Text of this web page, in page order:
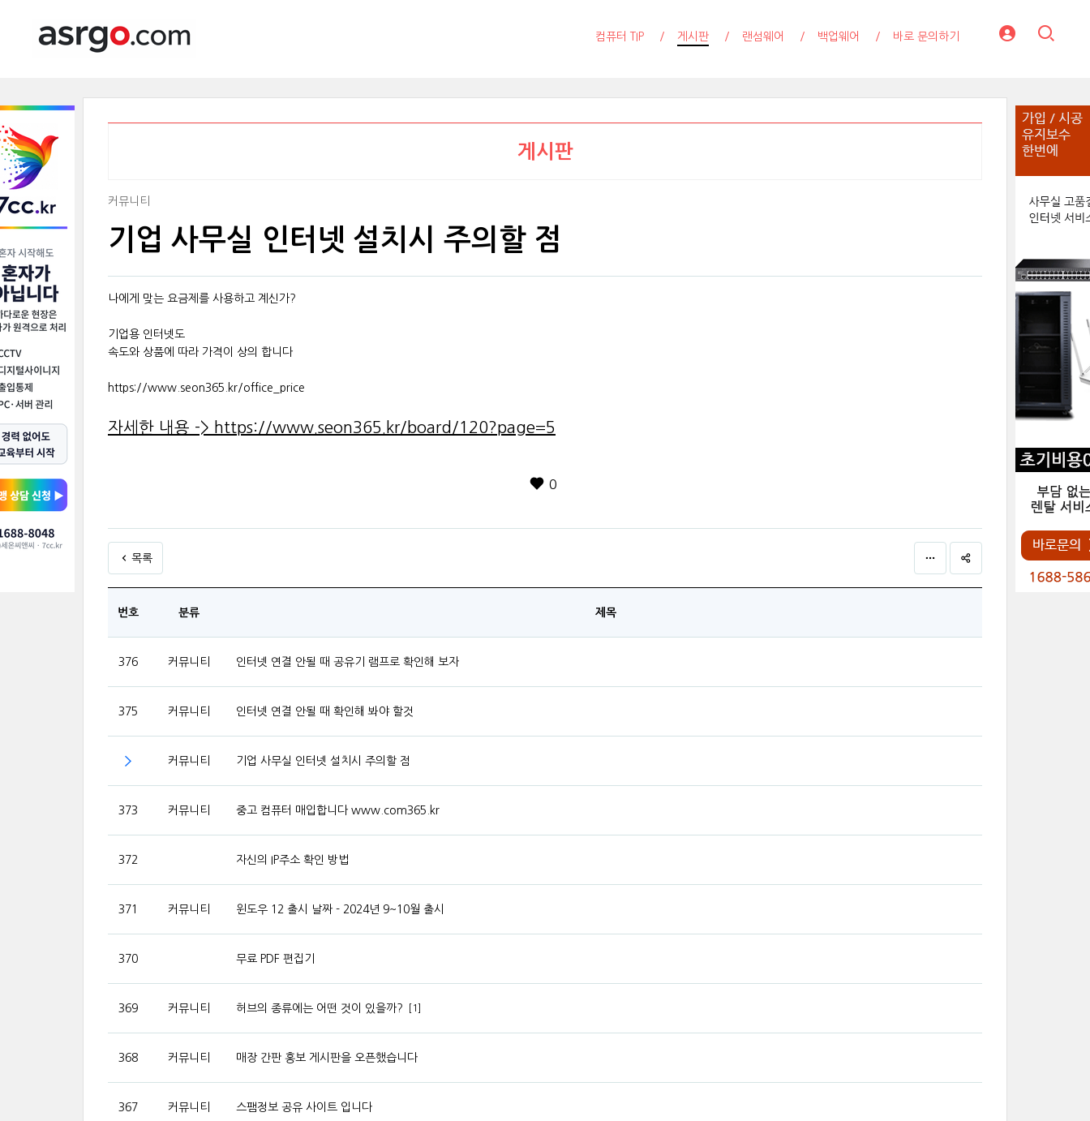
컴퓨터 TIP 게시판 랜섬웨어 백업웨어 바로 문의하기
게시판
커뮤니티
기업 사무실 인터넷 설치시 주의할 점
나에게 맞는 요금제를 사용하고 계신가?
기업용 인터넷도
속도와 상품에 따라 가격이 상의 합니다
https://www.seon365.kr/office_price
자세한 내용 -> https://www.seon365.kr/board/120?page=5
0
목록
번호 분류 제목
376 커뮤니티 인터넷 연결 안될 때 공유기 램프로 확인해 보자
375 커뮤니티 인터넷 연결 안될 때 확인해 봐야 할것
커뮤니티 기업 사무실 인터넷 설치시 주의할 점
373 커뮤니티 중고 컴퓨터 매입합니다 www.com365.kr
372 자신의 IP주소 확인 방법
371 커뮤니티 윈도우 12 출시 날짜 - 2024년 9~10월 출시
370 무료 PDF 편집기
369 커뮤니티 허브의 종류에는 어떤 것이 있을까? [1]
368 커뮤니티 매장 간판 홍보 게시판을 오픈했습니다
367 커뮤니티 스팸정보 공유 사이트 입니다